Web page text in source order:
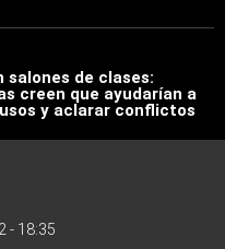
salones de clases:
creen que ayudarían a
y aclarar conflictos
- 18:35